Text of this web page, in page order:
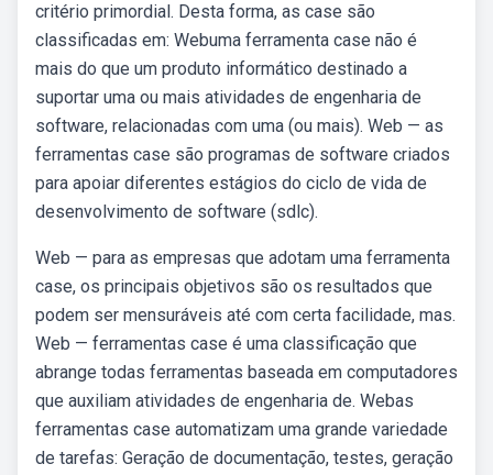
critério primordial. Desta forma, as case são
classificadas em: Webuma ferramenta case não é
mais do que um produto informático destinado a
suportar uma ou mais atividades de engenharia de
software, relacionadas com uma (ou mais). Web — as
ferramentas case são programas de software criados
para apoiar diferentes estágios do ciclo de vida de
desenvolvimento de software (sdlc).
Web — para as empresas que adotam uma ferramenta
case, os principais objetivos são os resultados que
podem ser mensuráveis até com certa facilidade, mas.
Web — ferramentas case é uma classificação que
abrange todas ferramentas baseada em computadores
que auxiliam atividades de engenharia de. Webas
ferramentas case automatizam uma grande variedade
de tarefas: Geração de documentação, testes, geração